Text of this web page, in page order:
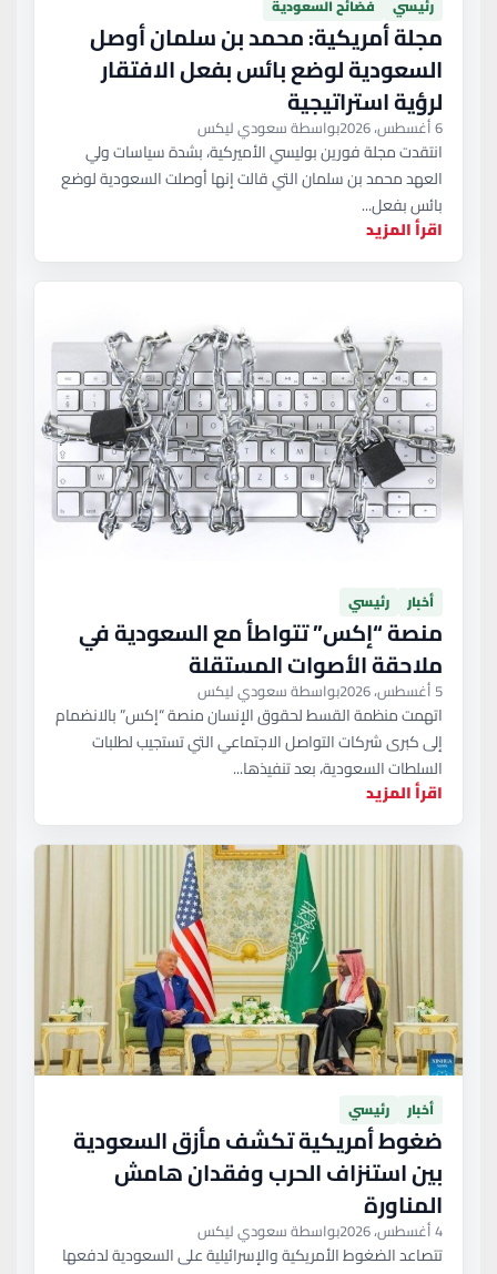
رئيسي فضائح السعودية
مجلة أمريكية: محمد بن سلمان أوصل
السعودية لوضع بائس بفعل الافتقار
لرؤية استراتيجية
6 أغسطس، 2026 بواسطة سعودي ليكس
انتقدت مجلة فورين بوليسي الأميركية، بشدة سياسات ولي
العهد محمد بن سلمان التي قالت إنها أوصلت السعودية لوضع
بائس بفعل...
اقرأ المزيد
أخبار رئيسي
منصة “إكس” تتواطأ مع السعودية في
ملاحقة الأصوات المستقلة
5 أغسطس، 2026 بواسطة سعودي ليكس
اتهمت منظمة القسط لحقوق الإنسان منصة “إكس” بالانضمام
إلى كبرى شركات التواصل الاجتماعي التي تستجيب لطلبات
السلطات السعودية، بعد تنفيذها...
اقرأ المزيد
أخبار رئيسي
ضغوط أمريكية تكشف مأزق السعودية
بين استنزاف الحرب وفقدان هامش
المناورة
4 أغسطس، 2026 بواسطة سعودي ليكس
تتصاعد الضغوط الأمريكية والإسرائيلية على السعودية لدفعها